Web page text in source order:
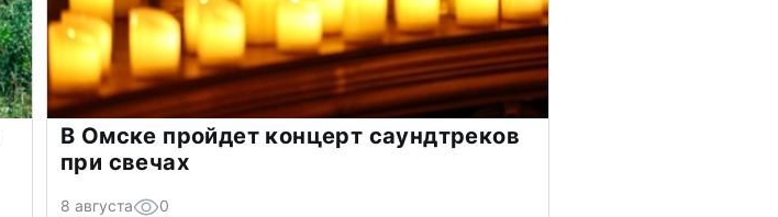
В Омске пройдет концерт саундтреков
при свечах
8 августа 0